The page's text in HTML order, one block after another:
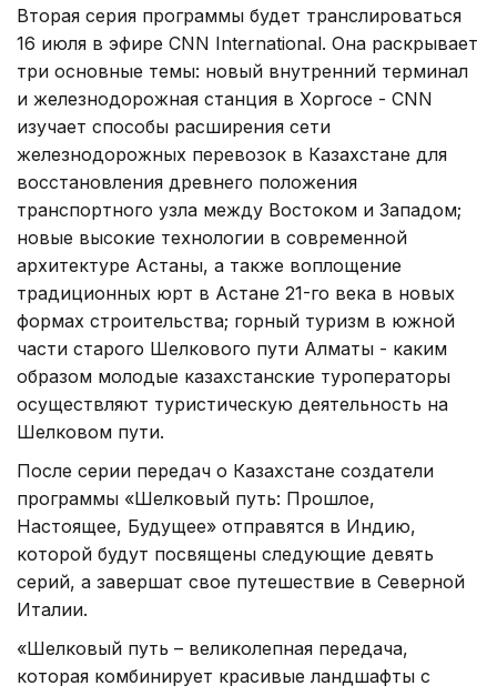
Вторая серия программы будет транслироваться
16 июля в эфире CNN International. Она раскрывает
три основные темы: новый внутренний терминал
и железнодорожная станция в Хоргосе - CNN
изучает способы расширения сети
железнодорожных перевозок в Казахстане для
восстановления древнего положения
транспортного узла между Востоком и Западом;
новые высокие технологии в современной
архитектуре Астаны, а также воплощение
традиционных юрт в Астане 21-го века в новых
формах строительства; горный туризм в южной
части старого Шелкового пути Алматы - каким
образом молодые казахстанские туроператоры
осуществляют туристическую деятельность на
Шелковом пути.
После серии передач о Казахстане создатели
программы «Шелковый путь: Прошлое,
Настоящее, Будущее» отправятся в Индию,
которой будут посвящены следующие девять
серий, а завершат свое путешествие в Северной
Италии.
«Шелковый путь – великолепная передача,
которая комбинирует красивые ландшафты с